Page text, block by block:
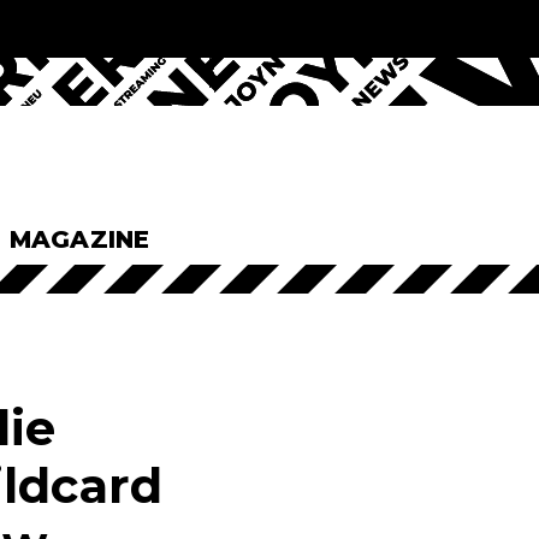
MAGAZINE